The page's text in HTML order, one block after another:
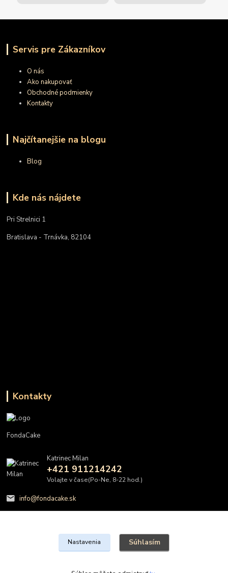
Servis pre Zákazníkov
O nás
Ako nakupovať
Obchodné podmienky
Kontakty
Najčítanejšie na blogu
Blog
Kde nás nájdete
Pri Strelnici 1
Bratislava - Trnávka, 82104
Kontakty
FondaCake
Katrinec Milan
+421 911214242
Volajte v čase(Po-Ne, 8-22 hod.)
info@fondacake.sk
Nastavenia Súhlasím